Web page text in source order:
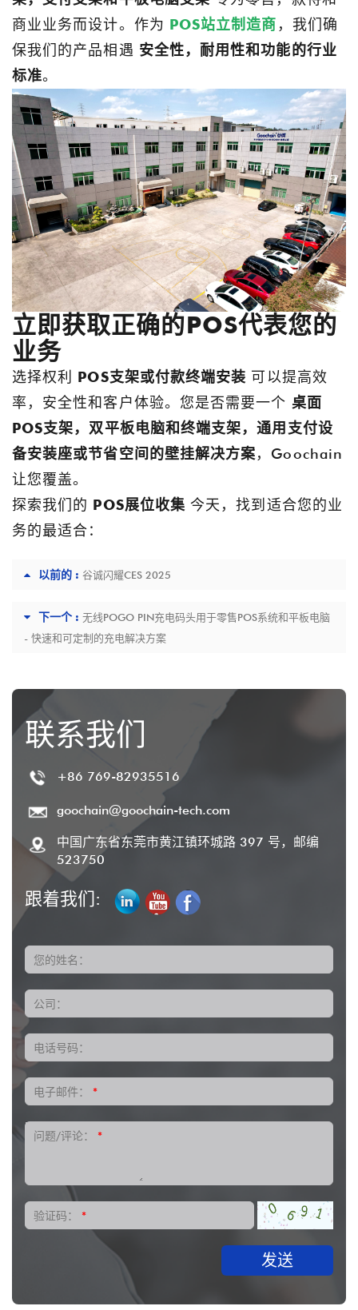
商业业务而设计。作为 POS站立制造商 ，我们确
保我们的产品相遇 安全性，耐用性和功能的行业
标准。
立即获取正确的POS代表您的
业务
选择权利 POS支架或付款终端安装 可以提高效
率，安全性和客户体验。您是否需要一个 桌面
POS支架，双平板电脑和终端支架，通用支付设
备安装座或节省空间的壁挂解决方案，Goochain
让您覆盖。
探索我们的 POS展位收集 今天，找到适合您的业
务的最适合：
以前的 : 谷诚闪耀CES 2025
下一个 : 无线POGO PIN充电码头用于零售POS系统和平板电脑
- 快速和可定制的充电解决方案
联系我们
+86 769-82935516
goochain@goochain-tech.com
中国广东省东莞市黄江镇环城路 397 号，邮编
523750
跟着我们:
您的姓名：
公司：
电话号码：
电子邮件： *
问题/评论： *
验证码： *
发送